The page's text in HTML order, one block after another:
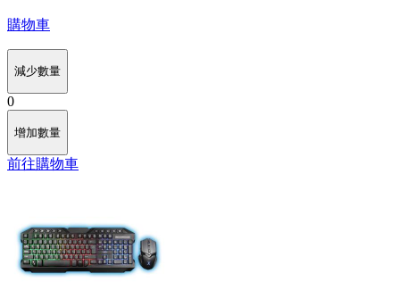
購物車
減少數量
0
增加數量
前往購物車